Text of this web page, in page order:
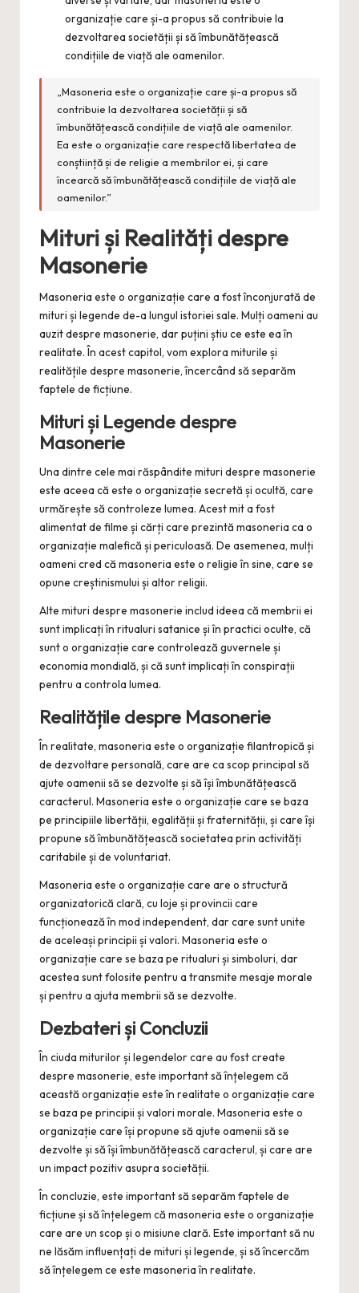
organizație care și-a propus să contribuie la
dezvoltarea societății și să îmbunătățească
condițiile de viață ale oamenilor.
„Masoneria este o organizație care și-a propus să
contribuie la dezvoltarea societății și să
îmbunătățească condițiile de viață ale oamenilor.
Ea este o organizație care respectă libertatea de
conștiință și de religie a membrilor ei, și care
încearcă să îmbunătățească condițiile de viață ale
oamenilor.”
Mituri și Realități despre
Masonerie
Masoneria este o organizație care a fost înconjurată de
mituri și legende de-a lungul istoriei sale. Mulți oameni au
auzit despre masonerie, dar puțini știu ce este ea în
realitate. În acest capitol, vom explora miturile și
realitățile despre masonerie, încercând să separăm
faptele de ficțiune.
Mituri și Legende despre
Masonerie
Una dintre cele mai răspândite mituri despre masonerie
este aceea că este o organizație secretă și ocultă, care
urmărește să controleze lumea. Acest mit a fost
alimentat de filme și cărți care prezintă masoneria ca o
organizație malefică și periculoasă. De asemenea, mulți
oameni cred că masoneria este o religie în sine, care se
opune creștinismului și altor religii.
Alte mituri despre masonerie includ ideea că membrii ei
sunt implicați în ritualuri satanice și în practici oculte, că
sunt o organizație care controlează guvernele și
economia mondială, și că sunt implicați în conspirații
pentru a controla lumea.
Realitățile despre Masonerie
În realitate, masoneria este o organizație filantropică și
de dezvoltare personală, care are ca scop principal să
ajute oamenii să se dezvolte și să își îmbunătățească
caracterul. Masoneria este o organizație care se baza
pe principiile libertății, egalității și fraternității, și care își
propune să îmbunătățească societatea prin activități
caritabile și de voluntariat.
Masoneria este o organizație care are o structură
organizatorică clară, cu loje și provincii care
funcționează în mod independent, dar care sunt unite
de aceleași principii și valori. Masoneria este o
organizație care se baza pe ritualuri și simboluri, dar
acestea sunt folosite pentru a transmite mesaje morale
și pentru a ajuta membrii să se dezvolte.
Dezbateri și Concluzii
În ciuda miturilor și legendelor care au fost create
despre masonerie, este important să înțelegem că
această organizație este în realitate o organizație care
se baza pe principii și valori morale. Masoneria este o
organizație care își propune să ajute oamenii să se
dezvolte și să își îmbunătățească caracterul, și care are
un impact pozitiv asupra societății.
În concluzie, este important să separăm faptele de
ficțiune și să înțelegem că masoneria este o organizație
care are un scop și o misiune clară. Este important să nu
ne lăsăm influențați de mituri și legende, și să încercăm
să înțelegem ce este masoneria în realitate.